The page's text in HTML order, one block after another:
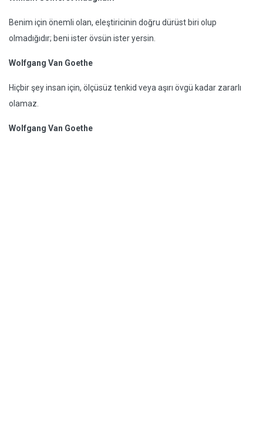
Benim için önemli olan, eleştiricinin doğru dürüst biri olup
olmadığıdır; beni ister övsün ister yersin.
Wolfgang Van Goethe
Hiçbir şey insan için, ölçüsüz tenkid veya aşırı övgü kadar zararlı
olamaz.
Wolfgang Van Goethe